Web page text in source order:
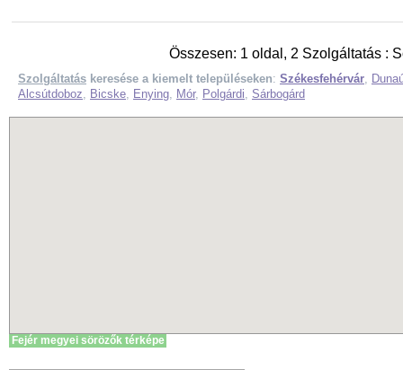
Összesen: 1 oldal, 2 Szolgáltatás :
Szolgáltatás keresése a kiemelt településeken: Székesfehérvár,
Alcsútdoboz, Bicske, Enying, Mór, Polgárdi, Sárbogárd
Fejér megyei sörözők térképe